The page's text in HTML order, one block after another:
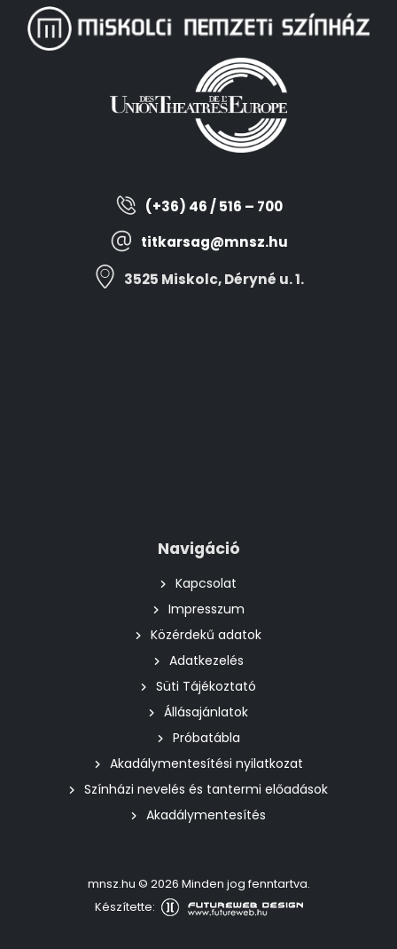
(+36) 46 / 516 – 700
titkarsag@mnsz.hu
3525 Miskolc, Déryné u. 1.
Navigáció
Kapcsolat
Impresszum
Közérdekű adatok
Adatkezelés
Süti Tájékoztató
Állásajánlatok
Próbatábla
Akadálymentesítési nyilatkozat
Színházi nevelés és tantermi előadások
Akadálymentesítés
mnsz.hu © 2026 Minden jog fenntartva.
Készítette: